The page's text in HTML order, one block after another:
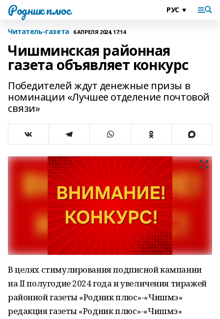
Родник плюс
Читатель-газета 6 АПРЕЛЯ 2024, 17:14
Чишминская районная
газета объявляет конкурс
Победителей ждут денежные призы в
номинации «Лучшее отделение почтовой
связи»
В целях стимулирования подписной кампании
на II полугодие 2024 года и увеличения тиражей
районной газеты «Родник плюс»-«Чишмэ»
редакция газеты «Родник плюс»-«Чишмэ»